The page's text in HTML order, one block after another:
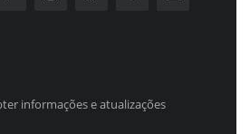
informações e atualizações